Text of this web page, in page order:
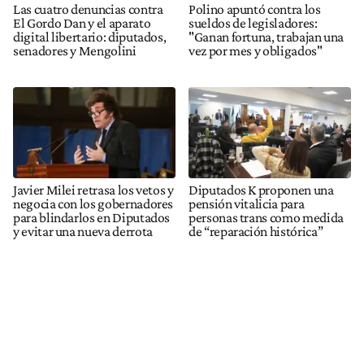
Las cuatro denuncias contra
El Gordo Dan y el aparato
digital libertario: diputados,
senadores y Mengolini
Polino apuntó contra los
sueldos de legisladores:
"Ganan fortuna, trabajan una
vez por mes y obligados"
Javier Milei retrasa los vetos y
negocia con los gobernadores
para blindarlos en Diputados
y evitar una nueva derrota
Diputados K proponen una
pensión vitalicia para
personas trans como medida
de “reparación histórica”